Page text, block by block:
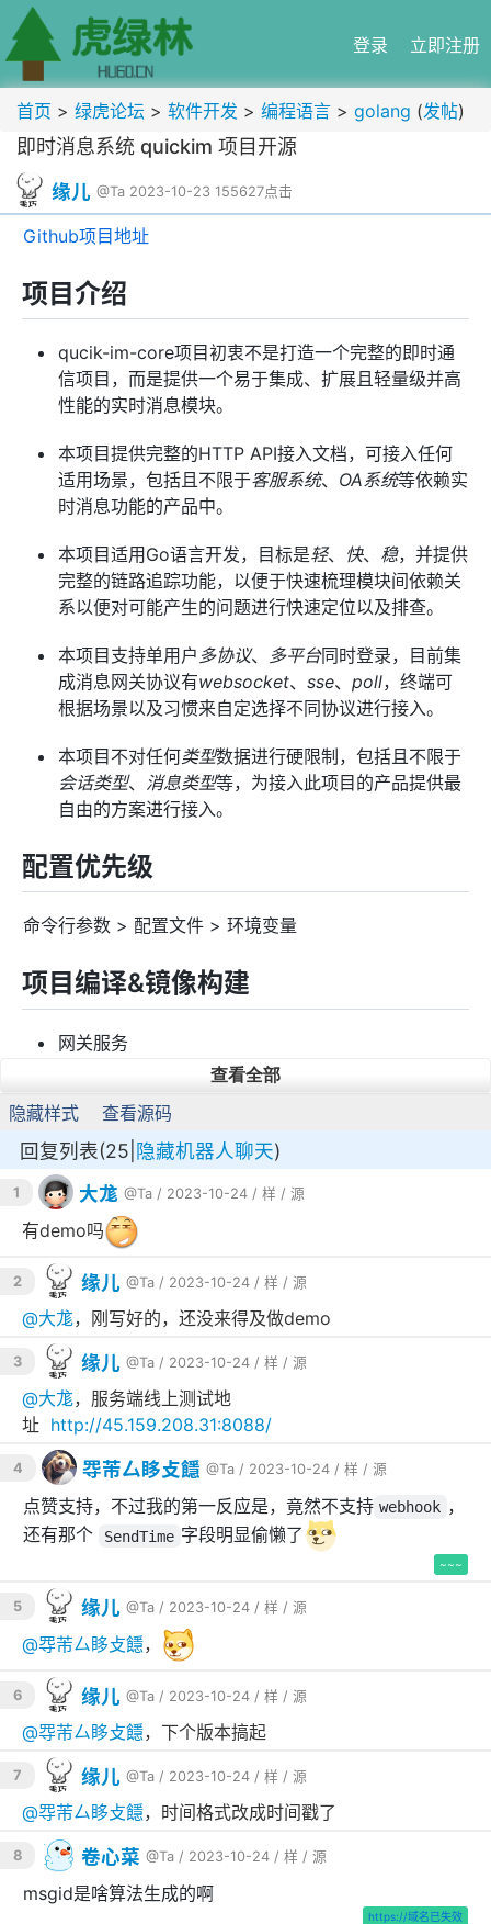
登录 立即注册
首页 > 绿虎论坛 > 软件开发 > 编程语言 > golang (发帖)
即时消息系统 quickim 项目开源
缘儿 @Ta 2023-10-23 155627点击
Github项目地址
项目介绍
qucik-im-core项目初衷不是打造一个完整的即时通
信项目，而是提供一个易于集成、扩展且轻量级并高
性能的实时消息模块。
本项目提供完整的HTTP API接入文档，可接入任何
适用场景，包括且不限于客服系统、 OA系统等依赖实
时消息功能的产品中。
本项目适用Go语言开发，目标是轻、 快、 稳，并提供
完整的链路追踪功能，以便于快速梳理模块间依赖关
系以便对可能产生的问题进行快速定位以及排查。
本项目支持单用户 多协议、 多平台同时登录，目前集
成消息网关协议有websocket、 sse、 poll，终端可
根据场景以及习惯来自定选择不同协议进行接入。
本项目不对任何类型数据进行硬限制，包括且不限于
会话类型、 消息类型等，为接入此项目的产品提供最
自由的方案进行接入。
配置优先级
命令行参数 > 配置文件 > 环境变量
项目编译&镜像构建
网关服务
go build -ldflags=
# 构建docker镜像
docker build -f ./deploy/dockerfile/gatewa
会话服务
# 编译项目
./application/services/conversation/server.
# 构建docker镜像
docker build -f ./deploy/dockerfile/convers
消息分发服务
# 构建docker镜像
docker build -f ./deploy/dockerfile/msgbrok
消息中心服务
# 编译项目
go build -ldflags="-s -w" -o msghub ./appli
# 构建docker镜像
docker build -f ./deploy/dockerfile/msghub/
查看全部
隐藏样式 查看源码
回复列表(25| 隐藏机器人聊天)
1 大尨 @Ta / 2023-10-24 / 样 / 源
有demo吗
2 缘儿 @Ta / 2023-10-24 / 样 / 源
@大尨，刚写好的，还没来得及做demo
3 缘儿 @Ta / 2023-10-24 / 样 / 源
@大尨，服务端线上测试地
址 http://45.159.208.31:8088/
4 㝶芾厶眵攴䭡 @Ta / 2023-10-24 / 样 / 源
点赞支持，不过我的第一反应是，竟然不支持 webhook ，
还有那个
SendTime 字段明显偷懒了
~~~
5 缘儿 @Ta / 2023-10-24 / 样 / 源
@㝶芾厶眵攴䭡，
6 缘儿 @Ta / 2023-10-24 / 样 / 源
@㝶芾厶眵攴䭡，下个版本搞起
7 缘儿 @Ta / 2023-10-24 / 样 / 源
@㝶芾厶眵攴䭡，时间格式改成时间戳了
8 卷心菜 @Ta / 2023-10-24 / 样 / 源
msgid是啥算法生成的啊
https://域名已失效